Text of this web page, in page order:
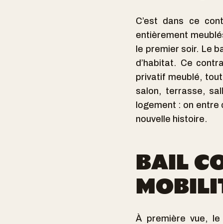
C’est dans ce
entièrement
le premier soir. Le
d’habitat. Ce
privatif meublé,
salon, terrasse,
logement : on
nouvelle histoire.
BAIL
À première vue,